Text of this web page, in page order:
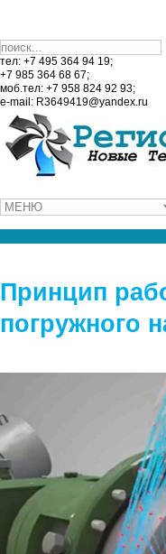
тел: +7 495 364 94 19;
+7 985 364 68 67;
моб.тел: +7 958 824 92 93;
e-mail: R3649419@yandex.ru
Принцип
погружного